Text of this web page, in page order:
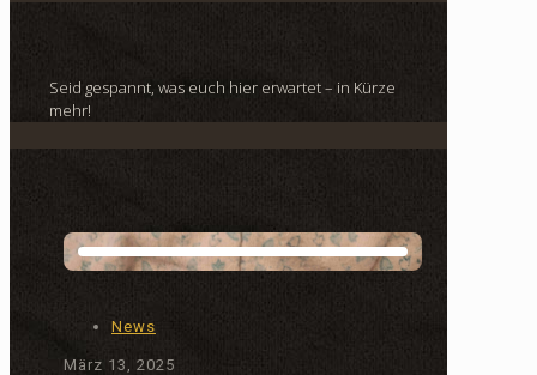
Seid gespannt, was euch hier erwartet– in Kürze
mehr!
News
März 13, 2025